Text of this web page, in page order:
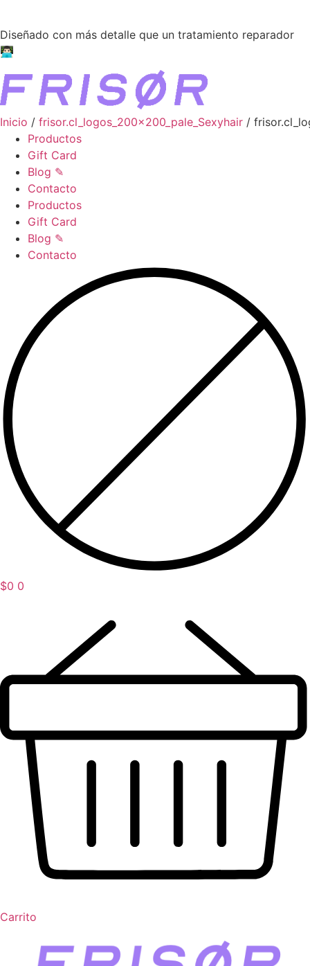
contenido
Diseñado con más detalle que un tratamiento reparador
👨🏻‍💻
Inicio / frisor.cl_logos_200x200_pale_Sexyhair /
Productos
Gift Card
Blog ✎
Contacto
Productos
Gift Card
Blog ✎
Contacto
$0 0
Carrito